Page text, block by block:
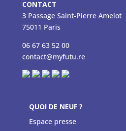
CONTACT
3 Passage Saint-Pierre Amelot
75011 Paris
06 67 63 52 00
contact@myfutu.re
QUOI DE NEUF ?
Espace presse